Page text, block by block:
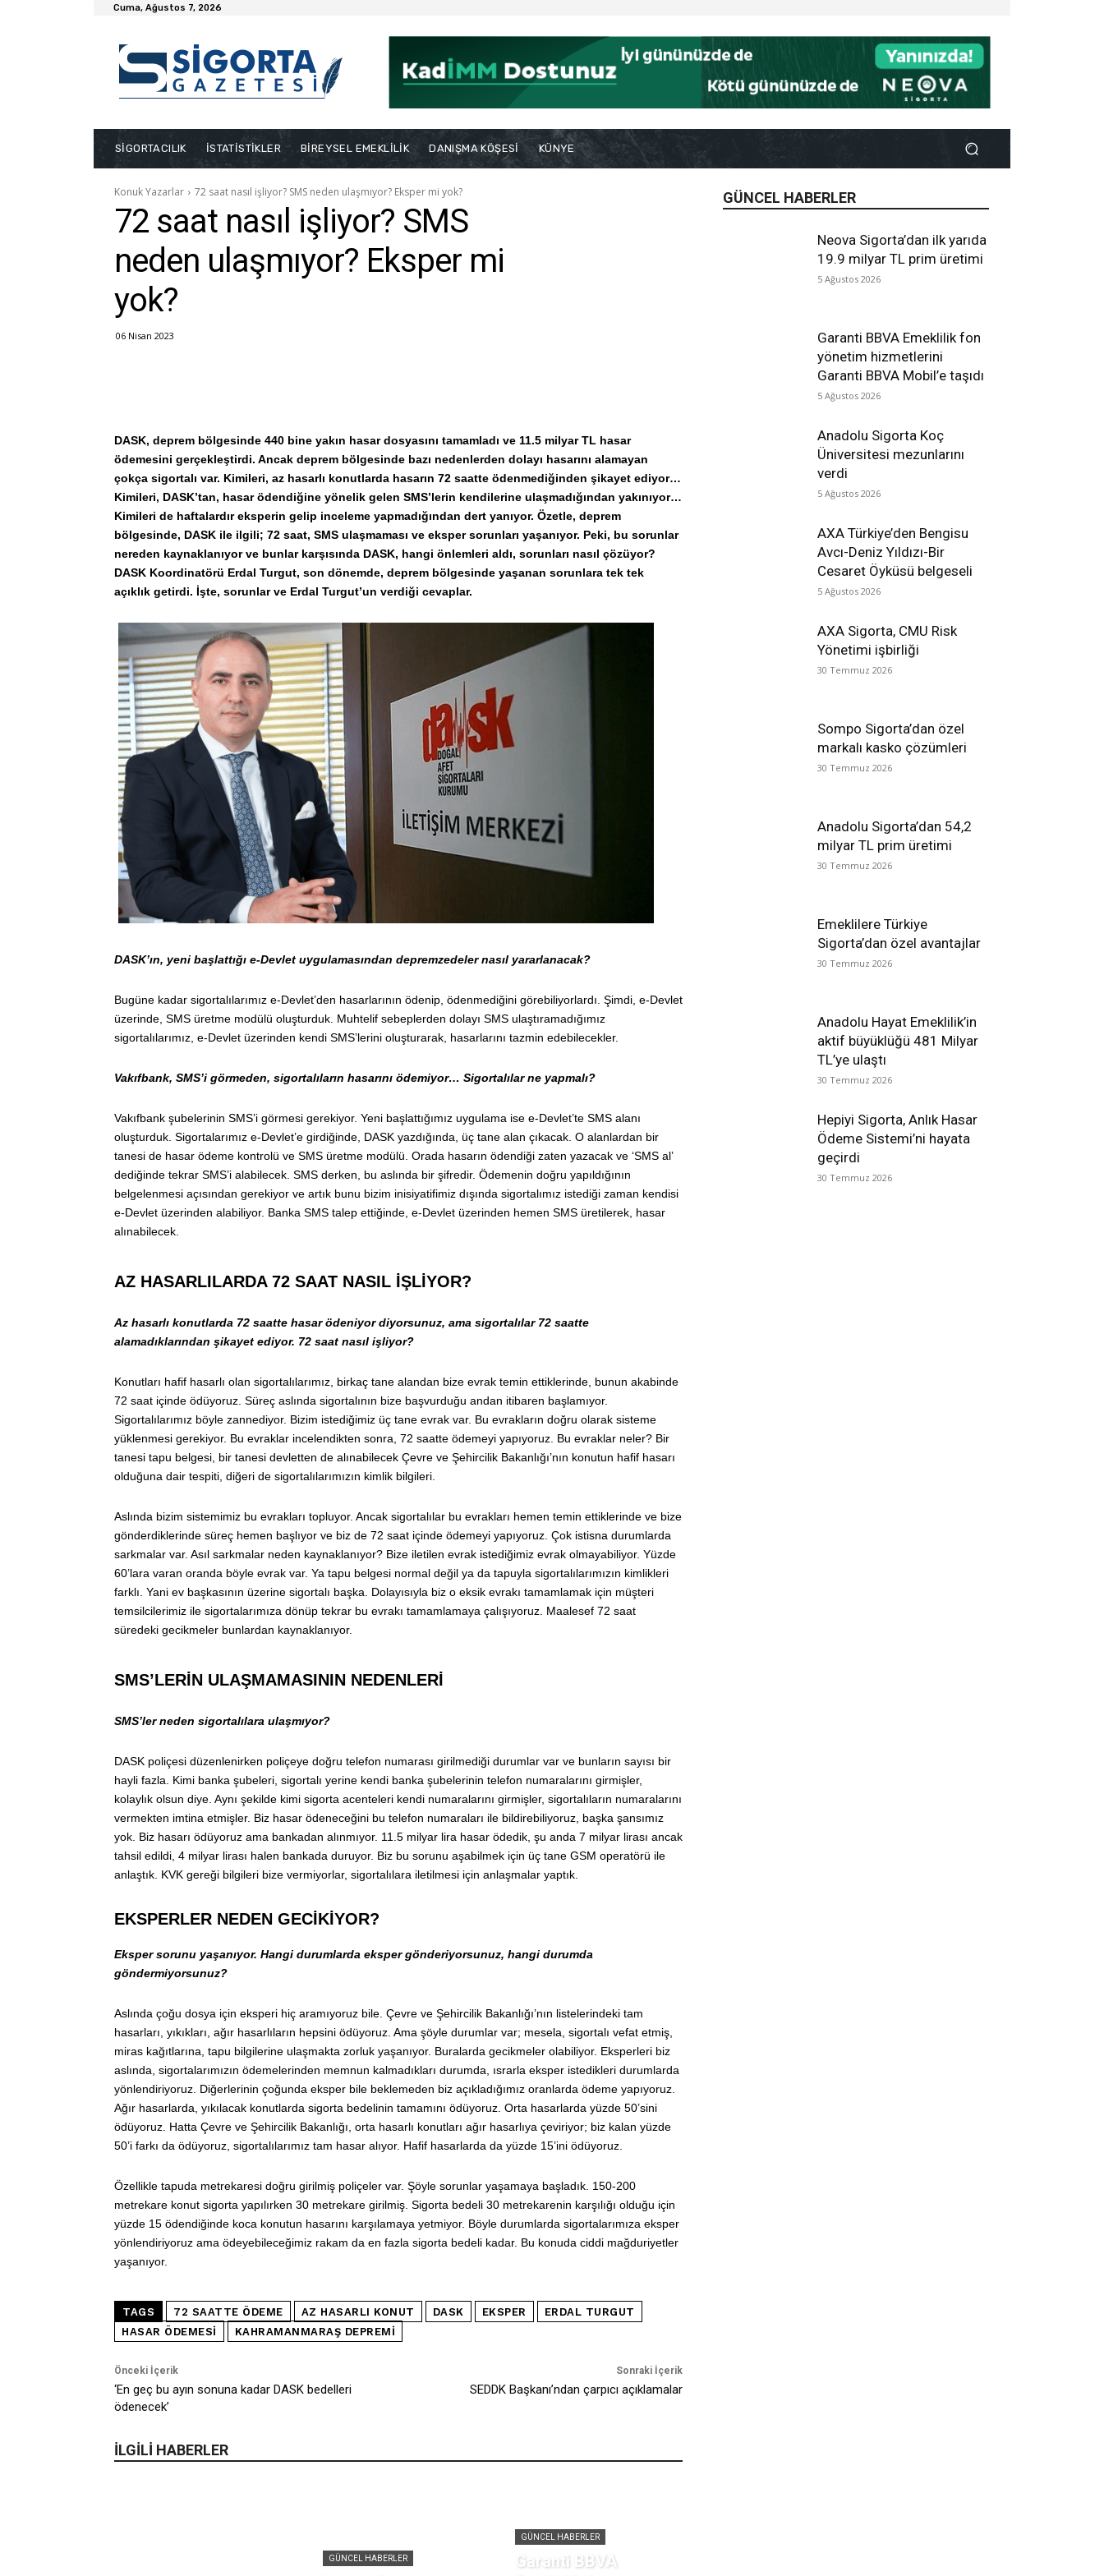
Cuma, Ağustos 7, 2026
SİGORTACILIK İSTATİSTİKLER BİREYSEL EMEKLİLİK DANIŞMA KÖŞESİ KÜNYE
GÜNCEL HABERLER
Neova Sigorta’dan ilk yarıda
19.9 milyar TL prim üretimi
5 Ağustos 2026
Garanti BBVA Emeklilik fon
yönetim hizmetlerini
Garanti BBVA Mobil’e taşıdı
5 Ağustos 2026
Anadolu Sigorta Koç
Üniversitesi mezunlarını
verdi
5 Ağustos 2026
AXA Türkiye’den Bengisu
Avcı-Deniz Yıldızı-Bir
Cesaret Öyküsü belgeseli
5 Ağustos 2026
AXA Sigorta, CMU Risk
Yönetimi işbirliği
30 Temmuz 2026
Sompo Sigorta’dan özel
markalı kasko çözümleri
30 Temmuz 2026
Anadolu Sigorta’dan 54,2
milyar TL prim üretimi
30 Temmuz 2026
Emeklilere Türkiye
Sigorta’dan özel avantajlar
30 Temmuz 2026
Anadolu Hayat Emeklilik’in
aktif büyüklüğü 481 Milyar
TL’ye ulaştı
30 Temmuz 2026
Hepiyi Sigorta, Anlık Hasar
Ödeme Sistemi’ni hayata
geçirdi
30 Temmuz 2026
Konuk Yazarlar 72 saat nasıl işliyor? SMS neden ulaşmıyor? Eksper mi yok?
72 saat nasıl işliyor? SMS
neden ulaşmıyor? Eksper mi
yok?
06 Nisan 2023
DASK, deprem bölgesinde 440 bine yakın hasar dosyasını tamamladı ve 11.5 milyar TL hasar
ödemesini gerçekleştirdi. Ancak deprem bölgesinde bazı nedenlerden dolayı hasarını alamayan
çokça sigortalı var. Kimileri, az hasarlı konutlarda hasarın 72 saatte ödenmediğinden şikayet ediyor…
Kimileri, DASK’tan, hasar ödendiğine yönelik gelen SMS’lerin kendilerine ulaşmadığından yakınıyor…
Kimileri de haftalardır eksperin gelip inceleme yapmadığından dert yanıyor. Özetle, deprem
bölgesinde, DASK ile ilgili; 72 saat, SMS ulaşmaması ve eksper sorunları yaşanıyor. Peki, bu sorunlar
nereden kaynaklanıyor ve bunlar karşısında DASK, hangi önlemleri aldı, sorunları nasıl çözüyor?
DASK Koordinatörü Erdal Turgut, son dönemde, deprem bölgesinde yaşanan sorunlara tek tek
açıklık getirdi. İşte, sorunlar ve Erdal Turgut’un verdiği cevaplar.
DASK’ın, yeni başlattığı e-Devlet uygulamasından depremzedeler nasıl yararlanacak?
Bugüne kadar sigortalılarımız e-Devlet’den hasarlarının ödenip, ödenmediğini görebiliyorlardı. Şimdi, e-Devlet
üzerinde, SMS üretme modülü oluşturduk. Muhtelif sebeplerden dolayı SMS ulaştıramadığımız
sigortalılarımız, e-Devlet üzerinden kendi SMS’lerini oluşturarak, hasarlarını tazmin edebilecekler.
Vakıfbank, SMS’i görmeden, sigortalıların hasarını ödemiyor… Sigortalılar ne yapmalı?
Vakıfbank şubelerinin SMS’i görmesi gerekiyor. Yeni başlattığımız uygulama ise e-Devlet’te SMS alanı
oluşturduk. Sigortalarımız e-Devlet’e girdiğinde, DASK yazdığında, üç tane alan çıkacak. O alanlardan bir
tanesi de hasar ödeme kontrolü ve SMS üretme modülü. Orada hasarın ödendiği zaten yazacak ve ‘SMS al’
dediğinde tekrar SMS’i alabilecek. SMS derken, bu aslında bir şifredir. Ödemenin doğru yapıldığının
belgelenmesi açısından gerekiyor ve artık bunu bizim inisiyatifimiz dışında sigortalımız istediği zaman kendisi
e-Devlet üzerinden alabiliyor. Banka SMS talep ettiğinde, e-Devlet üzerinden hemen SMS üretilerek, hasar
alınabilecek.
AZ HASARLILARDA 72 SAAT NASIL İŞLİYOR?
Az hasarlı konutlarda 72 saatte hasar ödeniyor diyorsunuz, ama sigortalılar 72 saatte
alamadıklarından şikayet ediyor. 72 saat nasıl işliyor?
Konutları hafif hasarlı olan sigortalılarımız, birkaç tane alandan bize evrak temin ettiklerinde, bunun akabinde
72 saat içinde ödüyoruz. Süreç aslında sigortalının bize başvurduğu andan itibaren başlamıyor.
Sigortalılarımız böyle zannediyor. Bizim istediğimiz üç tane evrak var. Bu evrakların doğru olarak sisteme
yüklenmesi gerekiyor. Bu evraklar incelendikten sonra, 72 saatte ödemeyi yapıyoruz. Bu evraklar neler? Bir
tanesi tapu belgesi, bir tanesi devletten de alınabilecek Çevre ve Şehircilik Bakanlığı’nın konutun hafif hasarı
olduğuna dair tespiti, diğeri de sigortalılarımızın kimlik bilgileri.
Aslında bizim sistemimiz bu evrakları topluyor. Ancak sigortalılar bu evrakları hemen temin ettiklerinde ve bize
gönderdiklerinde süreç hemen başlıyor ve biz de 72 saat içinde ödemeyi yapıyoruz. Çok istisna durumlarda
sarkmalar var. Asıl sarkmalar neden kaynaklanıyor? Bize iletilen evrak istediğimiz evrak olmayabiliyor. Yüzde
60’lara varan oranda böyle evrak var. Ya tapu belgesi normal değil ya da tapuyla sigortalılarımızın kimlikleri
farklı. Yani ev başkasının üzerine sigortalı başka. Dolayısıyla biz o eksik evrakı tamamlamak için müşteri
temsilcilerimiz ile sigortalarımıza dönüp tekrar bu evrakı tamamlamaya çalışıyoruz. Maalesef 72 saat
süredeki gecikmeler bunlardan kaynaklanıyor.
SMS’LERİN ULAŞMAMASININ NEDENLERİ
SMS’ler neden sigortalılara ulaşmıyor?
DASK poliçesi düzenlenirken poliçeye doğru telefon numarası girilmediği durumlar var ve bunların sayısı bir
hayli fazla. Kimi banka şubeleri, sigortalı yerine kendi banka şubelerinin telefon numaralarını girmişler,
kolaylık olsun diye. Aynı şekilde kimi sigorta acenteleri kendi numaralarını girmişler, sigortalıların numaralarını
vermekten imtina etmişler. Biz hasar ödeneceğini bu telefon numaraları ile bildirebiliyoruz, başka şansımız
yok. Biz hasarı ödüyoruz ama bankadan alınmıyor. 11.5 milyar lira hasar ödedik, şu anda 7 milyar lirası ancak
tahsil edildi, 4 milyar lirası halen bankada duruyor. Biz bu sorunu aşabilmek için üç tane GSM operatörü ile
anlaştık. KVK gereği bilgileri bize vermiyorlar, sigortalılara iletilmesi için anlaşmalar yaptık.
EKSPERLER NEDEN GECİKİYOR?
Eksper sorunu yaşanıyor. Hangi durumlarda eksper gönderiyorsunuz, hangi durumda
göndermiyorsunuz?
Aslında çoğu dosya için eksperi hiç aramıyoruz bile. Çevre ve Şehircilik Bakanlığı’nın listelerindeki tam
hasarları, yıkıkları, ağır hasarlıların hepsini ödüyoruz. Ama şöyle durumlar var; mesela, sigortalı vefat etmiş,
miras kağıtlarına, tapu bilgilerine ulaşmakta zorluk yaşanıyor. Buralarda gecikmeler olabiliyor. Eksperleri biz
aslında, sigortalarımızın ödemelerinden memnun kalmadıkları durumda, ısrarla eksper istedikleri durumlarda
yönlendiriyoruz. Diğerlerinin çoğunda eksper bile beklemeden biz açıkladığımız oranlarda ödeme yapıyoruz.
Ağır hasarlarda, yıkılacak konutlarda sigorta bedelinin tamamını ödüyoruz. Orta hasarlarda yüzde 50’sini
ödüyoruz. Hatta Çevre ve Şehircilik Bakanlığı, orta hasarlı konutları ağır hasarlıya çeviriyor; biz kalan yüzde
50’i farkı da ödüyoruz, sigortalılarımız tam hasar alıyor. Hafif hasarlarda da yüzde 15’ini ödüyoruz.
Özellikle tapuda metrekaresi doğru girilmiş poliçeler var. Şöyle sorunlar yaşamaya başladık. 150-200
metrekare konut sigorta yapılırken 30 metrekare girilmiş. Sigorta bedeli 30 metrekarenin karşılığı olduğu için
yüzde 15 ödendiğinde koca konutun hasarını karşılamaya yetmiyor. Böyle durumlarda sigortalarımıza eksper
yönlendiriyoruz ama ödeyebileceğimiz rakam da en fazla sigorta bedeli kadar. Bu konuda ciddi mağduriyetler
yaşanıyor.
TAGS 72 SAATTE ÖDEME AZ HASARLI KONUT DASK EKSPER
ERDAL TURGUT
HASAR ÖDEMESI
KAHRAMANMARAŞ DEPREMI
Önceki İçerik
‘En geç bu ayın sonuna kadar DASK bedelleri
ödenecek’
Sonraki İçerik
SEDDK Başkanı’ndan çarpıcı açıklamalar
İLGİLİ HABERLER
GÜNCEL HABERLER
GÜNCEL HABERLER
Garanti BBVA